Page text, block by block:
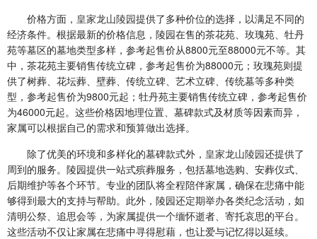
价格方面， 皇家龙山陵园提供了多种价位的选择，以满足不同的
经济条件。根据最新的价格信息，陵园在售的茶花苑、玫瑰苑、牡丹
苑等墓区的墓地类型多样，参考起售价从8800元至88000元不等。其
中，茶花苑主要销售传统立碑，参考起售价为88000元；玫瑰苑则提
供了树葬、花坛葬、壁葬、传统立碑、艺术立碑、传统墓等多种类
型，参考起售价为9800元起；牡丹苑主要销售传统立碑，参考起售价
为46000元起。这些价格因地理位置、墓碑款式及材质等因素而异，
家属可以根据自己的需求和预算做出选择。
除了优美的环境和多样化的墓碑款式外， 皇家龙山陵园还提供了
周到的服务。陵园提供一站式殡葬服务，包括墓地选购、安葬仪式、
后期维护等各个环节。专业的团队将全程陪伴家属，确保在悲痛中能
够得到最大的支持与帮助。此外，陵园还定期举办各类纪念活动，如
清明公祭、追思会等，为家属提供一个缅怀逝者、寄托哀思的平台。
这些活动不仅让家属在悲痛中寻得慰藉，也让爱与记忆得以延续。